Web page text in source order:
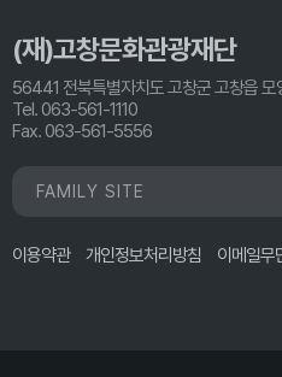
(재)고창문화관광재단
56441 전북특별자치도 고창군 고창읍 모
Tel. 063-561-1110
Fax. 063-561-5556
FAMILY SITE
이용약관 개인정보처리방침 이메일무